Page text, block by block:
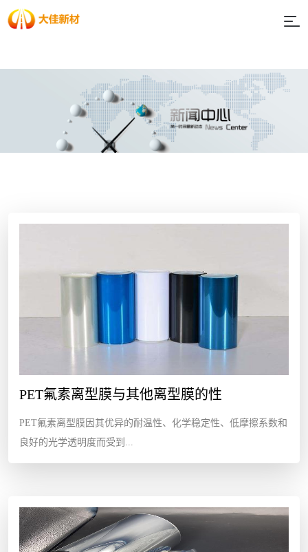
PET氟素离型膜与其他离型膜的性
PET氟素离型膜因其优异的耐温性、化学稳定性、低摩擦系数和
良好的光学透明度而受到...